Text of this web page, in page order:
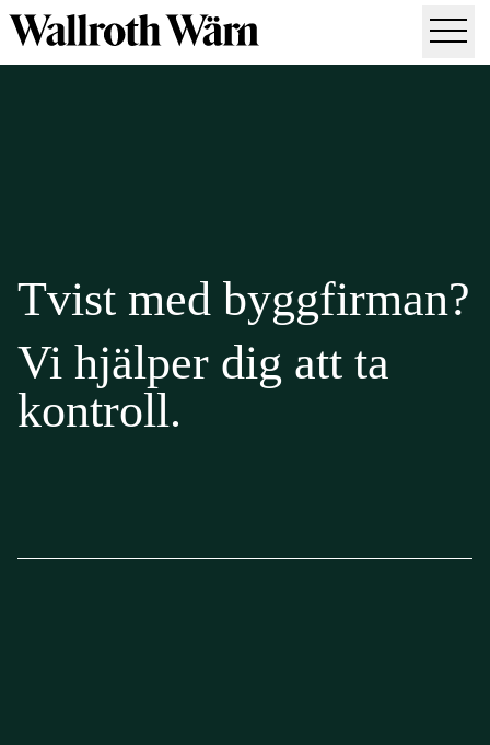
Fastighet & bostad
Skadestånd & försäkring
Kredit & betalning
Tvist med byggfirman?
Vi hjälper dig att ta
kontroll.